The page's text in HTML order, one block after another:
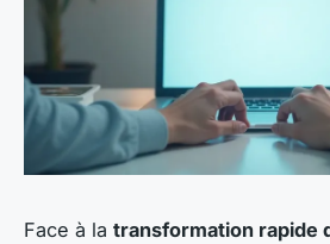
Face à la transformation rapide